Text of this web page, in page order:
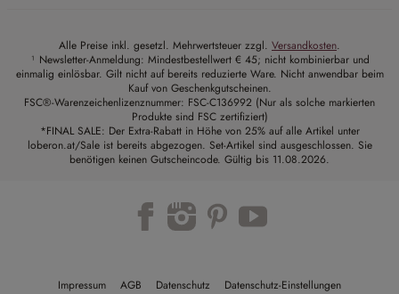
Alle Preise inkl. gesetzl. Mehrwertsteuer zzgl. Versandkosten.
¹ Newsletter-Anmeldung: Mindestbestellwert € 45; nicht kombinierbar und
einmalig einlösbar. Gilt nicht auf bereits reduzierte Ware. Nicht anwendbar beim
Kauf von Geschenkgutscheinen.
FSC®-Warenzeichenlizenznummer: FSC-C136992 (Nur als solche markierten
Produkte sind FSC zertifiziert)
*FINAL SALE: Der Extra-Rabatt in Höhe von 25% auf alle Artikel unter
loberon.at/Sale ist bereits abgezogen. Set-Artikel sind ausgeschlossen. Sie
benötigen keinen Gutscheincode. Gültig bis 11.08.2026.
Impressum AGB Datenschutz
Datenschutz-Einstellungen